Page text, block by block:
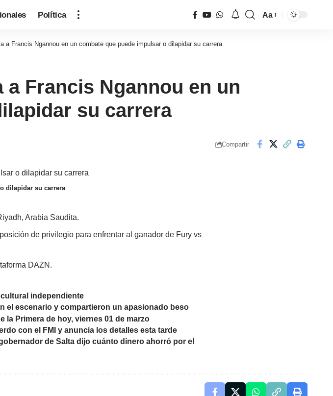
Política Aa
a Francis Ngannou en un combate que puede impulsar o dilapidar su carrera
Francis Ngannou en un
su carrera
Compartir
dilapidar su carrera
Arabia Saudita.
de privilegio para enfrentar al ganador de Fury vs
DAZN.
independiente
el escenario y compartieron un apasionado beso
la Primera de hoy, viernes 01 de marzo
con el FMI y anuncia los detalles esta tarde
de Salta dijo cuánto dinero ahorró por el